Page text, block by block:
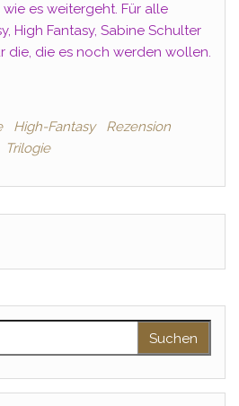
es weitergeht. Für alle
High Fantasy, Sabine Schulter
die, die es noch werden wollen.
High-Fantasy
Rezension
Trilogie